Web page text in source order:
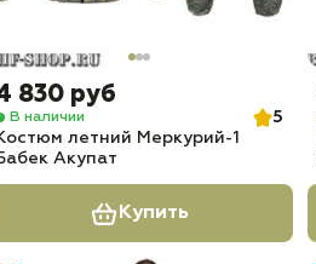
830 руб
В наличии
5
летний Меркурий-1
Акупат
Купить